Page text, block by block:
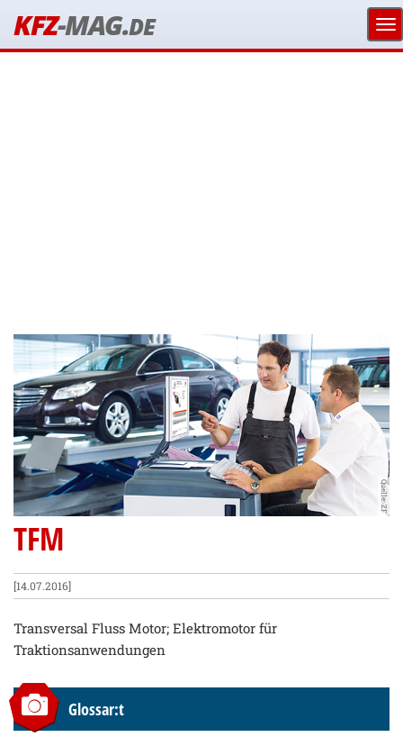
KFZ-MAG.DE
Quelle: ZF
TFM
[14.07.2016]
Transversal Fluss Motor; Elektromotor für
Traktionsanwendungen
Glossar:t